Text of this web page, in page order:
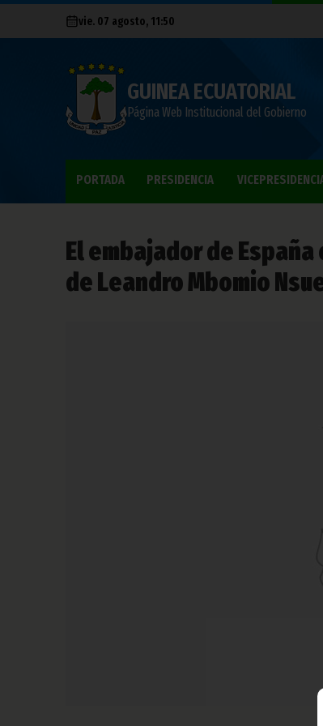
vie. 07 agosto, 11:50
GUINEA ECUATORIAL
Página Web Institucional del Gobierno
PORTADA PRESIDENCIA
El embajador de
de Leandro Mbomio